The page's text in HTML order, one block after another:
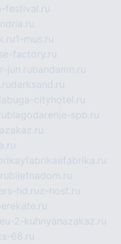
festival.ru
1-mus.ru
factory.ru
jun.rubandamn.ru
darksand.ru
cityhotel.ru
blagodarenie-spb.ru
biletnadom.ru
hd.ruz-host.ru
2-kuhnyanazakaz.ru
68.ru